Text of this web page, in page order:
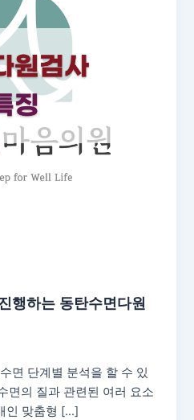
행하는 동탄수면다원
면 단계별 분석을 할 수 있
면의 질과 관련된 여러 요소
인 맞춤형 […]